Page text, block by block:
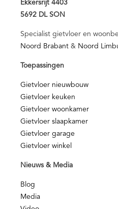
Ekkersrijt 4403
5692 DL SON
Specialist gietvloer en
Noord Brabant & Noord
Toepassingen
Gietvloer nieuwbouw
Gietvloer keuken
Gietvloer woonkamer
Gietvloer slaapkamer
Gietvloer garage
Gietvloer winkel
Nieuws & Media
Blog
Media